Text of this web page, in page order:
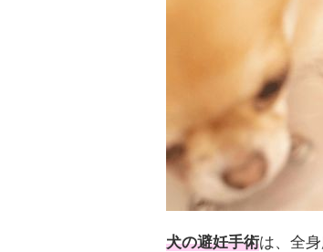
犬の避妊手術は、全